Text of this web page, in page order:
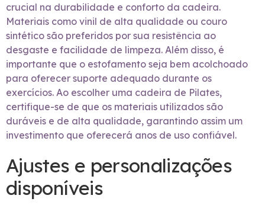
crucial na durabilidade e conforto da cadeira.
Materiais como vinil de alta qualidade ou couro
sintético são preferidos por sua resistência ao
desgaste e facilidade de limpeza. Além disso, é
importante que o estofamento seja bem acolchoado
para oferecer suporte adequado durante os
exercícios. Ao escolher uma cadeira de Pilates,
certifique-se de que os materiais utilizados são
duráveis e de alta qualidade, garantindo assim um
investimento que oferecerá anos de uso confiável.
Ajustes e personalizações
disponíveis